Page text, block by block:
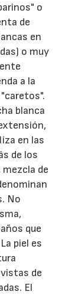
o
de
en
o muy
a la
blanca
en las
de los
de
No
que
piel es
de
El